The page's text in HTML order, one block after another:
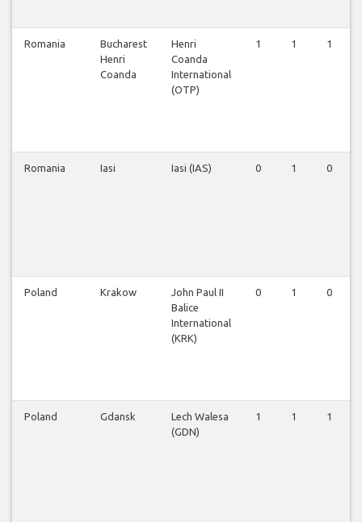
Romania
Bucharest
Henri
Coanda
Henri
Coanda
International
(OTP)
1 1 1
Romania Iasi Iasi (IAS) 0 1 0
Poland Krakow
John Paul II
Balice
International
(KRK)
0 1 0
Poland Gdansk
Lech Walesa
(GDN)
1 1 1